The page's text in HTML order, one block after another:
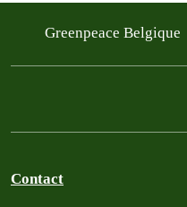
Greenpeace Belgique
Contact